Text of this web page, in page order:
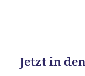
Jetzt in